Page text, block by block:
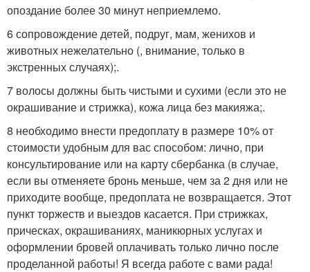
опоздание более 30 минут неприемлемо.
6 сопровождение детей, подруг, мам, женихов и
животных нежелательно (, внимание, только в
экстренных случаях);.
7 волосы должны быть чистыми и сухими (если это не
окрашивание и стрижка), кожа лица без макияжа;.
8 необходимо внести предоплату в размере 10% от
стоимости удобным для вас способом: лично, при
консультирование или на карту сбербанка (в случае,
если вы отменяете бронь меньше, чем за 2 дня или не
приходите вообще, предоплата не возвращается. Этот
пункт торжеств и выездов касается. При стрижках,
прическах, окрашиваниях, маникюрных услугах и
оформлении бровей оплачивать только лично после
проделанной работы! Я всегда работе с вами рада!